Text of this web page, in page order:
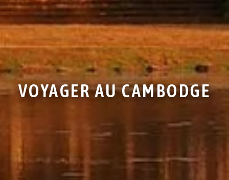
VOYAGER AU CAMBODGE